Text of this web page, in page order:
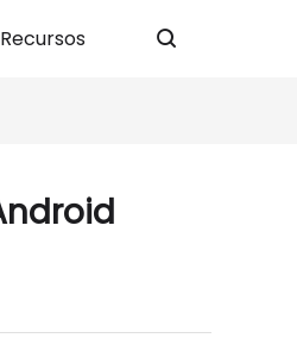
Recursos